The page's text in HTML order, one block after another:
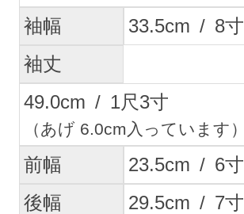
袖幅 33.5cm / 8寸
袖丈
49.0cm / 1尺3寸
（あげ 6.0cm入っています）
前幅 23.5cm / 6寸
後幅
29.5cm / 7寸